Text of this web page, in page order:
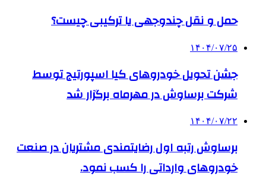
حمل و نقل چندوجهی یا ترکیبی چیست؟
۱۴۰۴/۰۷/۲۵
جشن تحویل خودروهای کیا اسپورتیج توسط
شرکت برساوش در مهرماه برگزار شد
۱۴۰۴/۰۷/۲۲
برساوش رتبه اول رضایتمندی مشتریان در صنعت
خودروهای وارداتی را کسب نمود.